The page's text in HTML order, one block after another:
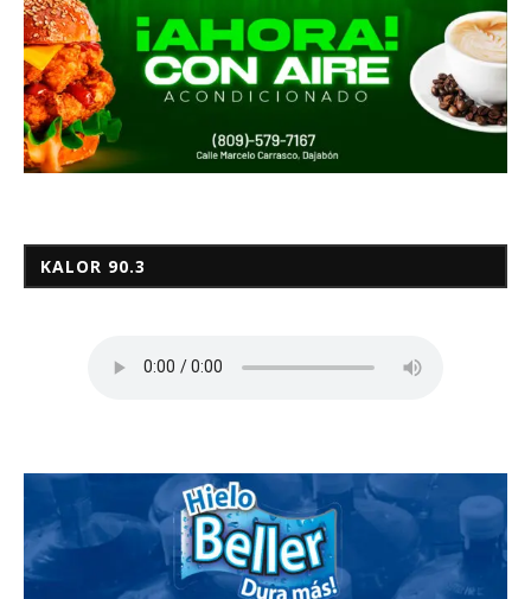
KALOR 90.3